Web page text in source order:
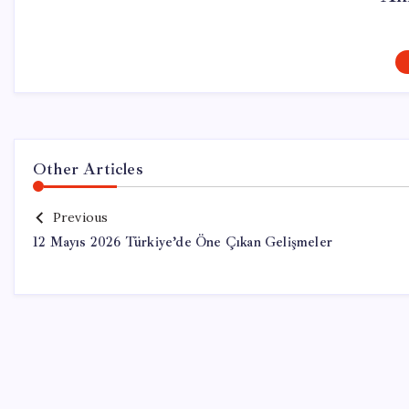
Other Articles
Previous
12 Mayıs 2026 Türkiye’de Öne Çıkan Gelişmeler